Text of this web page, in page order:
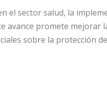
el sector salud, la
avance promete mejorar
sobre la protección